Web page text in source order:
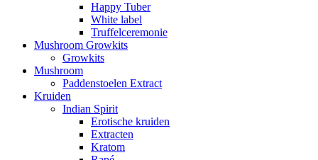
Happy Tuber
White label
Truffelceremonie
Mushroom Growkits
Growkits
Mushroom
Paddenstoelen Extract
Kruiden
Indian Spirit
Erotische kruiden
Extracten
Kratom